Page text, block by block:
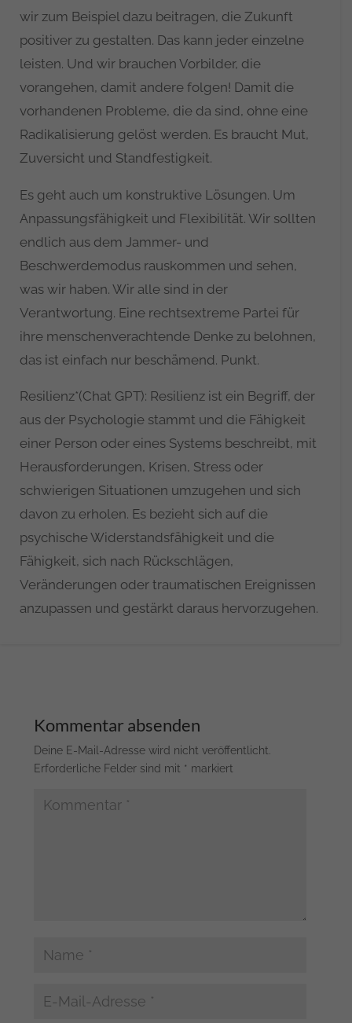
wir zum Beispiel dazu beitragen, die Zukunft
positiver zu gestalten. Das kann jeder einzelne
leisten. Und wir brauchen Vorbilder, die
vorangehen, damit andere folgen! Damit die
vorhandenen Probleme, die da sind, ohne eine
Radikalisierung gelöst werden. Es braucht Mut,
Zuversicht und Standfestigkeit.
Es geht auch um konstruktive Lösungen. Um
Anpassungsfähigkeit und Flexibilität. Wir sollten
endlich aus dem Jammer- und
Beschwerdemodus rauskommen und sehen,
was wir haben. Wir alle sind in der
Verantwortung. Eine rechtsextreme Partei für
ihre menschenverachtende Denke zu belohnen,
das ist einfach nur beschämend. Punkt.
Resilienz*(Chat GPT): Resilienz ist ein Begriff, der
aus der Psychologie stammt und die Fähigkeit
einer Person oder eines Systems beschreibt, mit
Herausforderungen, Krisen, Stress oder
schwierigen Situationen umzugehen und sich
davon zu erholen. Es bezieht sich auf die
psychische Widerstandsfähigkeit und die
Fähigkeit, sich nach Rückschlägen,
Veränderungen oder traumatischen Ereignissen
anzupassen und gestärkt daraus hervorzugehen.
Kommentar absenden
Deine E-Mail-Adresse wird nicht veröffentlicht.
Erforderliche Felder sind mit * markiert